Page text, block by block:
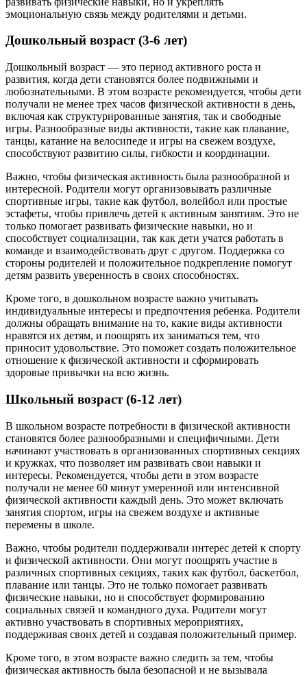
эмоциональную связь между родителями и детьми.
Дошкольный возраст (3-6 лет)
Дошкольный возраст — это период активного роста и
развития, когда дети становятся более подвижными и
любознательными. В этом возрасте рекомендуется, чтобы дети
получали не менее трех часов физической активности в день,
включая как структурированные занятия, так и свободные
игры. Разнообразные виды активности, такие как плавание,
танцы, катание на велосипеде и игры на свежем воздухе,
способствуют развитию силы, гибкости и координации.
Важно, чтобы физическая активность была разнообразной и
интересной. Родители могут организовывать различные
спортивные игры, такие как футбол, волейбол или простые
эстафеты, чтобы привлечь детей к активным занятиям. Это не
только помогает развивать физические навыки, но и
способствует социализации, так как дети учатся работать в
команде и взаимодействовать друг с другом. Поддержка со
стороны родителей и положительное подкрепление помогут
детям развить уверенность в своих способностях.
Кроме того, в дошкольном возрасте важно учитывать
индивидуальные интересы и предпочтения ребенка. Родители
должны обращать внимание на то, какие виды активности
нравятся их детям, и поощрять их заниматься тем, что
приносит удовольствие. Это поможет создать положительное
отношение к физической активности и сформировать
здоровые привычки на всю жизнь.
Школьный возраст (6-12 лет)
В школьном возрасте потребности в физической активности
становятся более разнообразными и специфичными. Дети
начинают участвовать в организованных спортивных секциях
и кружках, что позволяет им развивать свои навыки и
интересы. Рекомендуется, чтобы дети в этом возрасте
получали не менее 60 минут умеренной или интенсивной
физической активности каждый день. Это может включать
занятия спортом, игры на свежем воздухе и активные
перемены в школе.
Важно, чтобы родители поддерживали интерес детей к спорту
и физической активности. Они могут поощрять участие в
различных спортивных секциях, таких как футбол, баскетбол,
плавание или танцы. Это не только помогает развивать
физические навыки, но и способствует формированию
социальных связей и командного духа. Родители могут
активно участвовать в спортивных мероприятиях,
поддерживая своих детей и создавая положительный пример.
Кроме того, в этом возрасте важно следить за тем, чтобы
физическая активность была безопасной и не вызывала